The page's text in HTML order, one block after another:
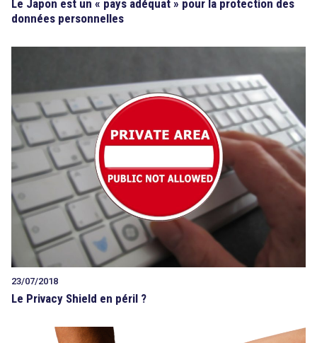
Le Japon est un « pays adéquat » pour la protection des
données personnelles
23/07/2018
Le Privacy Shield en péril ?